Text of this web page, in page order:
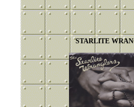
STARLITE